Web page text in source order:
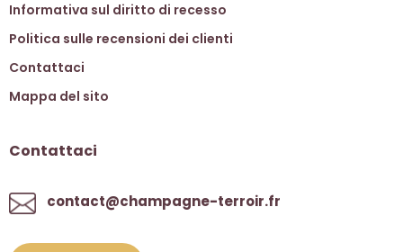
Informativa sul diritto di recesso
Politica sulle recensioni dei clienti
Contattaci
Mappa del sito
Contattaci
contact@champagne-terroir.fr